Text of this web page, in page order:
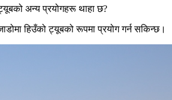
अन्य प्रयोगहरू थाहा छ?
हिउँको ट्यूबको रूपमा प्रयोग गर्न सकिन्छ।